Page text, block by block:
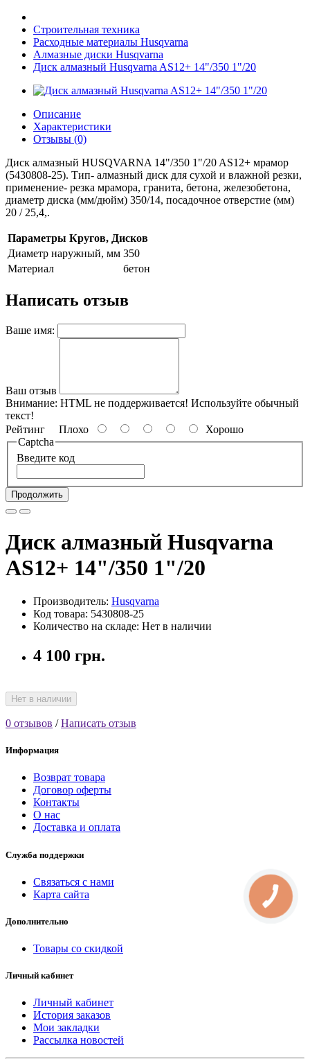
Строительная техника
Расходные материалы Husqvarna
Алмазные диски Husqvarna
Диск алмазный Husqvarna AS12+ 14"/350 1"/20
Описание
Характеристики
Отзывы (0)
Диск алмазный HUSQVARNA 14"/350 1"/20 AS12+ мрамор
(5430808-25). Тип- алмазный диск для сухой и влажной резки,
применение- резка мрамора, гранита, бетона, железобетона,
диаметр диска (мм/дюйм) 350/14, посадочное отверстие (мм)
20 / 25,4,.
Параметры Кругов, Дисков
Диаметр наружный, мм 350
Материал
бетон
Написать отзыв
Ваше имя:
Ваш отзыв
Внимание: HTML не поддерживается! Используйте обычный
текст!
Рейтинг Плохо
Хорошо
Captcha
Введите код
Продолжить
Диск алмазный Husqvarna
AS12+ 14"/350 1"/20
Производитель: Husqvarna
Код товара: 5430808-25
Количество на складе: Нет в наличии
4 100 грн.
Нет в наличии
0 отзывов /Написать отзыв
Информация
Возврат товара
Договор оферты
Контакты
О нас
Доставка и оплата
Служба поддержки
Связаться с нами
Карта сайта
Дополнительно
Товары со скидкой
Личный кабинет
Личный кабинет
История заказов
Мои закладки
Рассылка новостей
КНОПКА
СВЯЗИ